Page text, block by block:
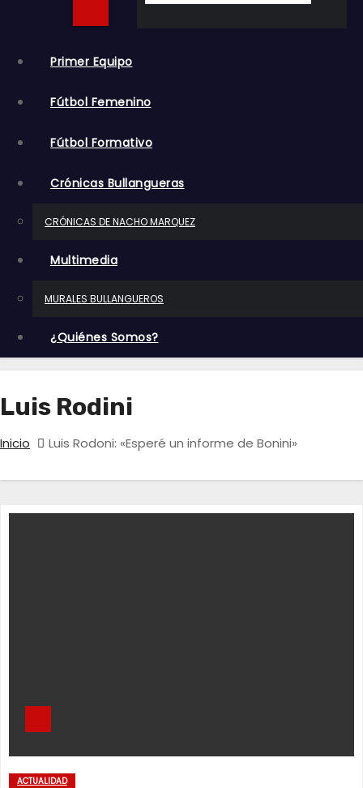
Primer Equipo
Fútbol Femenino
Fútbol Formativo
Crónicas Bullangueras
CRÓNICAS DE NACHO MARQUEZ
Multimedia
MURALES BULLANGUEROS
¿Quiénes Somos?
Luis Rodini
Inicio Luis Rodoni: «Esperé un informe de Bonini»
ACTUALIDAD